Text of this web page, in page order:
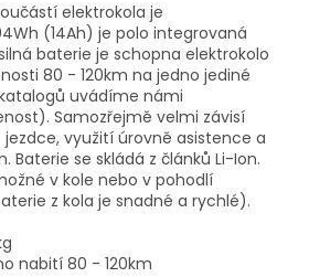
elektrokola je
(14Ah) je polo integrovaná
baterie je schopna elektrokolo
80 - 120km na jedno jediné
uvádíme námi
Samozřejmě velmi závisí
využití úrovně asistence a
Baterie se skládá z článků Li-Ion.
v kole nebo v pohodlí
z kola je snadné a rychlé).
nabití 80 - 120km